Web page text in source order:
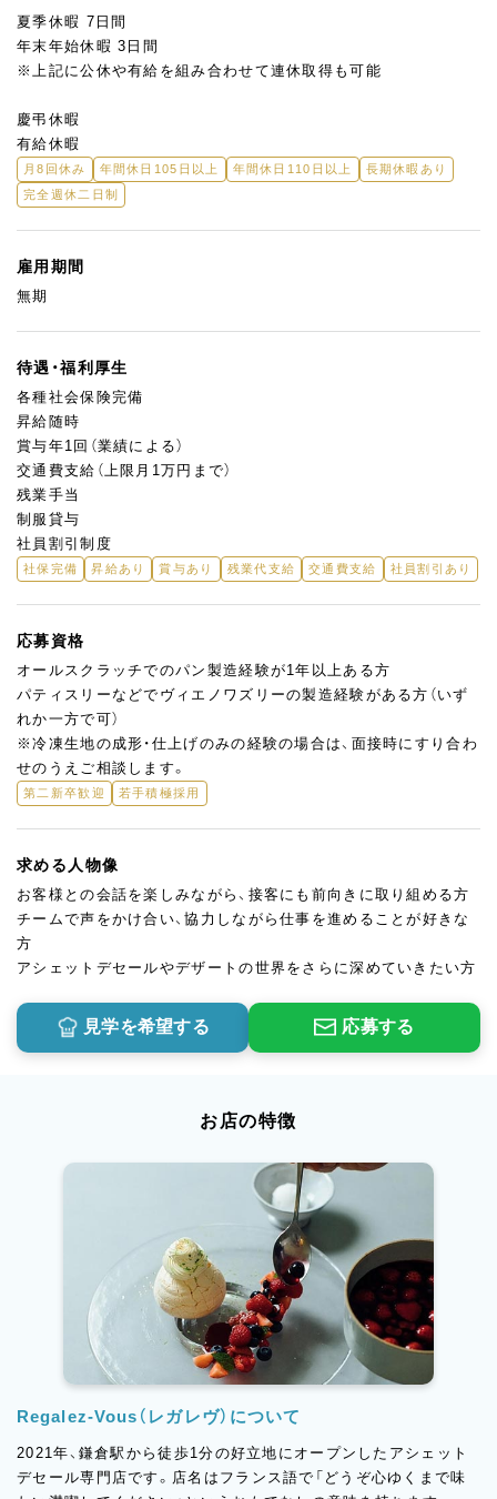
夏季休暇 7日間
年末年始休暇 3日間
※上記に公休や有給を組み合わせて連休取得も可能
慶弔休暇
有給休暇
月8回休み 年間休日105日以上 年間休日110日以上
長期休暇あり
完全週休二日制
雇用期間
無期
待遇・福利厚生
各種社会保険完備
昇給随時
賞与年1回（業績による）
交通費支給（上限月1万円まで）
残業手当
制服貸与
社員割引制度
社保完備 昇給あり 賞与あり 残業代支給 交通費支給 社員割引あり
応募資格
オールスクラッチでのパン製造経験が1年以上ある方
パティスリーなどでヴィエノワズリーの製造経験がある方（いず
れか一方で可）
※冷凍生地の成形・仕上げのみの経験の場合は、面接時にすり合わ
せのうえご相談します。
第二新卒歓迎 若手積極採用
求める人物像
お客様との会話を楽しみながら、接客にも前向きに取り組める方
チームで声をかけ合い、協力しながら仕事を進めることが好きな
方
アシェットデセールやデザートの世界をさらに深めていきたい方
見学を希望する 応募する
お店の特徴
Regalez-Vous（レガレヴ）について
2021年、鎌倉駅から徒歩1分の好立地にオープンしたアシェット
デセール専門店です。店名はフランス語で「どうぞ心ゆくまで味